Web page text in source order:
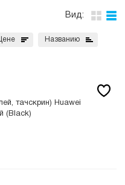
Вид:
Цене Названию
тачскрин) Huawei
(Black)